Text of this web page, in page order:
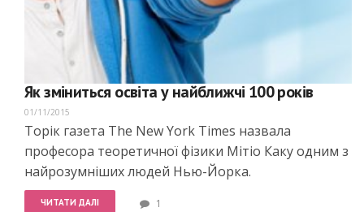
Як зміниться освіта у найближчі 100 років
01/11/2015
Торік газета The New York Times назвала
професора теоретичної фізики Мітіо Каку одним з
найрозумніших людей Нью-Йорка.
ЧИТАТИ ДАЛІ 1